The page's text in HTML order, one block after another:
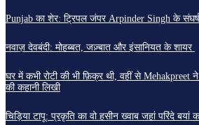
Punjab का शेर: ट्रिपल जंपर Arpinder Singh के
नवाज़ देवबंदी: मोहब्बत, जज़्बात और इंसानियत के शायर
घर में कभी रोटी की भी फ़िक्र थी, वहीं से
की कहानी लिखी
चिड़िया टापू: प्रकृति का वो हसीन ख्वाब जहां परिंदे बयां